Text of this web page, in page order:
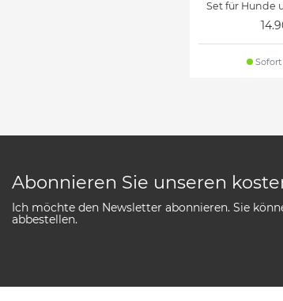
Set für Hunde
Abonnieren Sie unseren
Ich möchte den Newsletter abonnieren. Sie
abbestellen.